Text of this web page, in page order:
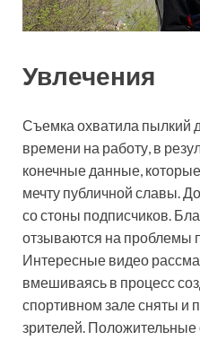
Увлечения
Съемка охватила пылкий
времени на работу, в
конечные данные,
мечту публичной славы.
со стоны подписчиков.
отзываются на проблемы
Интересные видео
вмешиваясь в процесс
спортивном зале сняты и
зрителей.